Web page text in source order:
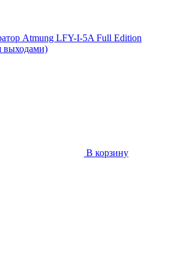
Atmung LFY-I-5A Full Edition
выходами)
В корзину